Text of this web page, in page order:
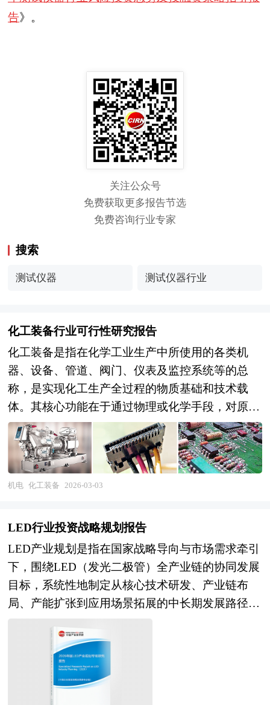
告》。
关注公众号
免费获取更多报告节选
免费咨询行业专家
搜索
测试仪器 测试仪器行业
化工装备行业可行性研究报告
化工装备是指在化学工业生产中所使用的各类机
器、设备、管道、阀门、仪表及监控系统等的总
称，是实现化工生产全过程的物质基础和技术载
体。其核心功能在于通过物理或化学手段，对原料
进行预处理、反应转化、分离提纯以及产品精制等
一系列工艺操作，最终获得符合规格的化工产品。
化工装备不仅涵盖直接参与化学反应和物料处理的
主体装置，还包括保障系统安全稳定运行的辅助设
为中研普华公司独家首创针对行业投资可行性研究
咨询服务的专项研究报告。报告分为：行业通用
版、专业定制版。行业通用版是中研普华根据行业
一般水平测算好了行业指标数据，作为行业通用的
模板报告，企业可以自行补充单位信息，稍做调整
就可以作为项目报告使用。我们也可以根据企业具
体项目要求专项编写专业定制版，并根据详细要求
合理报价，为企业项目立项、上马、融资提供全程
指引服务。 中研普华具有丰富的项目可行性分析
报告案例编制经验和一流的团队，能够为您设计项
机电 化工装备 2026-03-03
LED行业投资战略规划报告
LED产业规划是指在国家战略导向与市场需求牵引
下，围绕LED（发光二极管）全产业链的协同发展
目标，系统性地制定从核心技术研发、产业链布
局、产能扩张到应用场景拓展的中长期发展路径与
新与产业协同，推动LED产业由传统照明向高端显
示、智能系统与绿色低碳方向转型升级，构建安
全、自主、高效的现代产业体系。当前，在“双
碳”目标与新型工业化战略的深度驱动下，LED产